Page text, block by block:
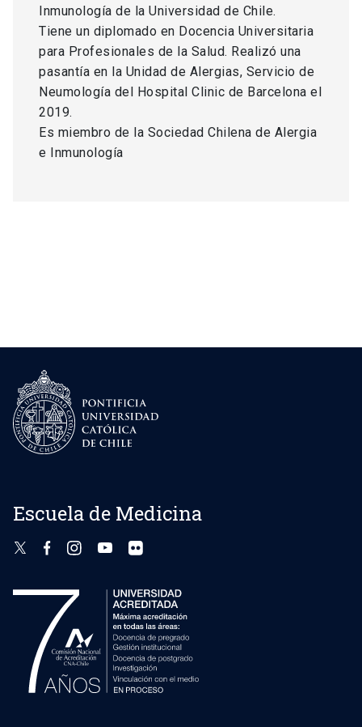
Inmunología de la Universidad de Chile.
Tiene un diplomado en Docencia Universitaria
para Profesionales de la Salud. Realizó una
pasantía en la Unidad de Alergias, Servicio de
Neumología del Hospital Clinic de Barcelona el
2019.
Es miembro de la Sociedad Chilena de Alergia
e Inmunología
Escuela de Medicina